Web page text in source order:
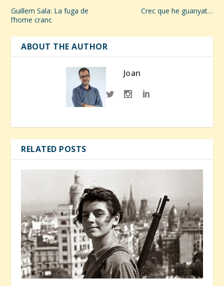
Guillem Sala: La fuga de
l’home cranc
Crec que he guanyat…
ABOUT THE AUTHOR
Joan
RELATED POSTS